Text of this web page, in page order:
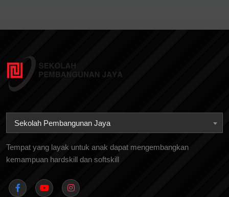
Sekolah Pembangunan Jaya
Tempat yang layak untuk anak dapat mengembangkan
kemampuan hardskill dan softskill